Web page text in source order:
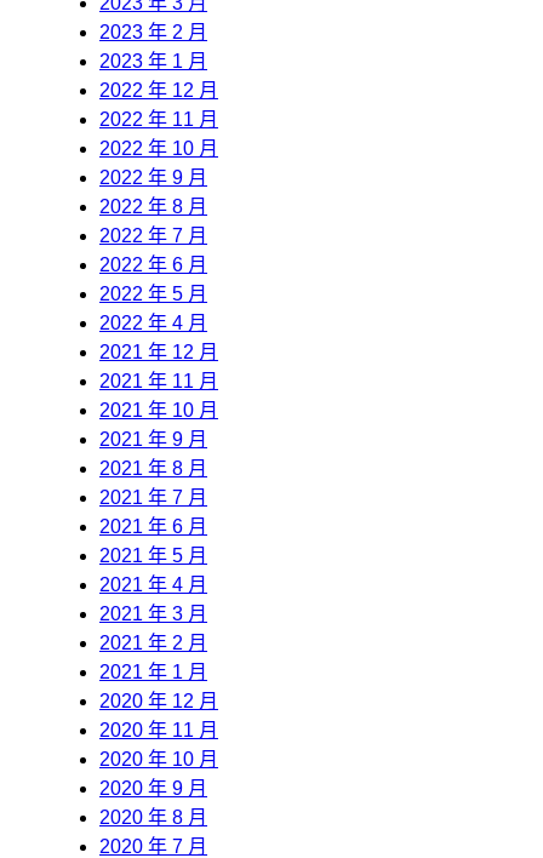
2023 年 2 月
2023 年 1 月
2022 年 12 月
2022 年 11 月
2022 年 10 月
2022 年 9 月
2022 年 8 月
2022 年 7 月
2022 年 6 月
2022 年 5 月
2022 年 4 月
2021 年 12 月
2021 年 11 月
2021 年 10 月
2021 年 9 月
2021 年 8 月
2021 年 7 月
2021 年 6 月
2021 年 5 月
2021 年 4 月
2021 年 3 月
2021 年 2 月
2021 年 1 月
2020 年 12 月
2020 年 11 月
2020 年 10 月
2020 年 9 月
2020 年 8 月
2020 年 7 月